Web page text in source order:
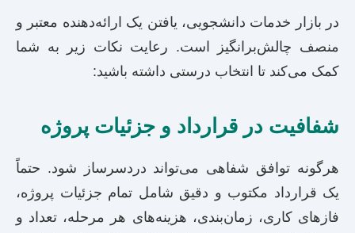
در بازار خدمات دانشجویی، یافتن یک ارائه‌دهنده معتبر و
منصف چالش‌برانگیز است. رعایت نکات زیر به شما
کمک می‌کند تا انتخاب درستی داشته باشید:
شفافیت در قرارداد و جزئیات پروژه
هرگونه توافق شفاهی می‌تواند دردسرساز شود. حتماً
یک قرارداد مکتوب و دقیق شامل تمام جزئیات پروژه،
فازهای کاری، زمان‌بندی، هزینه‌های هر مرحله، تعداد و